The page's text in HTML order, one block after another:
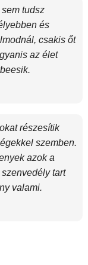
tudsz
és
csakis őt
az élet
részesítik
szemben.
azok a
tart
valami.